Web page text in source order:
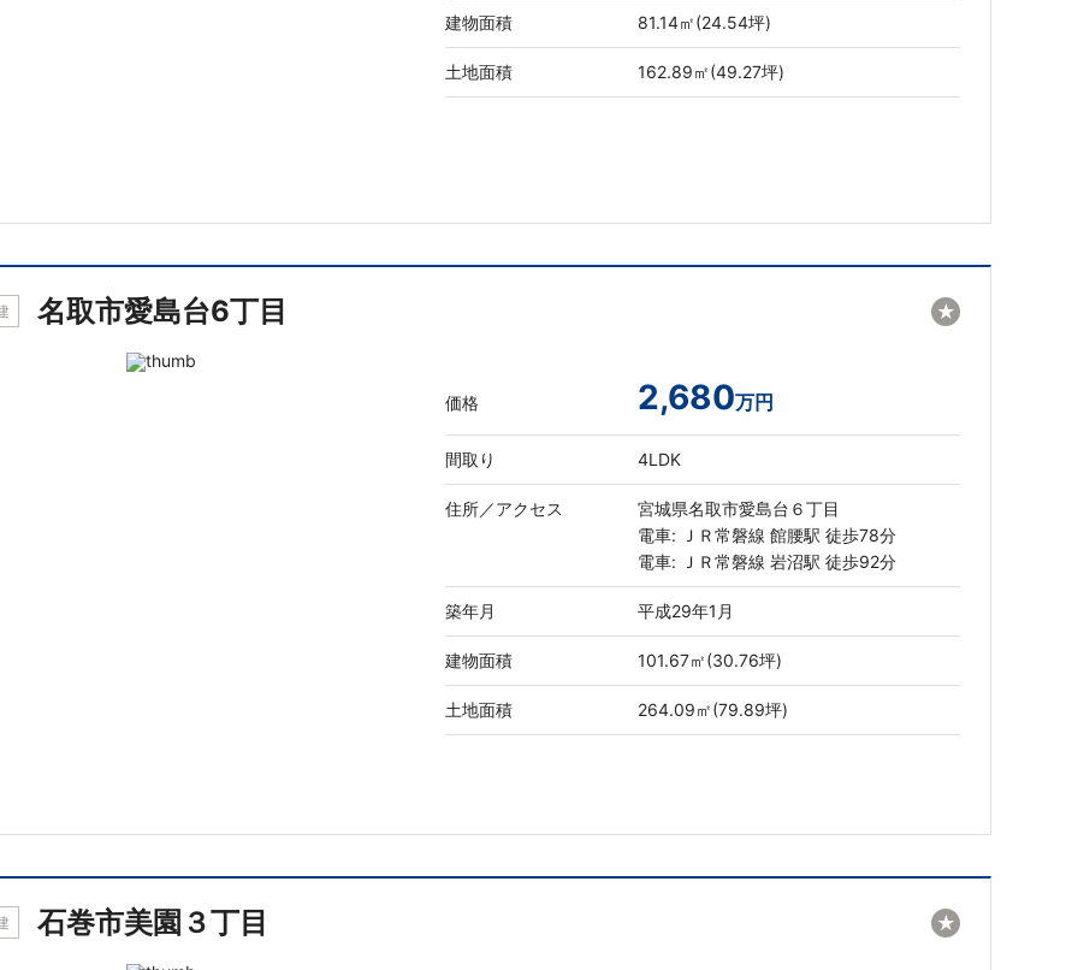
建物面積 81.14㎡(24.54坪)
土地面積 162.89㎡(49.27坪)
名取市愛島台6丁目
価格 2,680万円
間取り 4LDK
住所／アクセス
宮城県名取市愛島台６丁目
電車: ＪＲ常磐線 館腰駅 徒歩78分
電車: ＪＲ常磐線 岩沼駅 徒歩92分
築年月 平成29年1月
建物面積 101.67㎡(30.76坪)
土地面積 264.09㎡(79.89坪)
★
石巻市美園３丁目 ★